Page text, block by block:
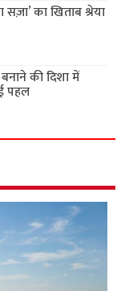
का खिताब श्रेया
की दिशा में
पहल